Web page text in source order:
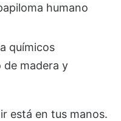
humano
químicos
de madera y
está en tus manos.